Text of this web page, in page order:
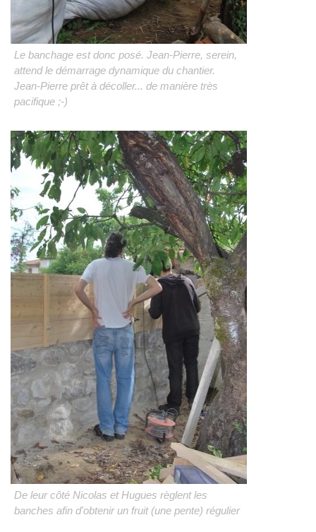
Le banchage est donc posé. Jean-Pierre, serein,
attend le démarrage dynamique du chantier.
Jean-Pierre prêt à décoller... de manière très
pacifique ;-)
De leur côté Nicolas et Hugues règlent les
banches afin d'obtenir un fruit (une pente) régulier